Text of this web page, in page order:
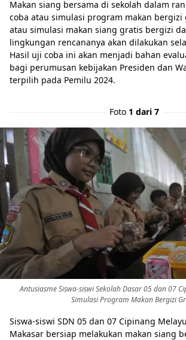
Makan siang bersama di sekolah dalam
coba atau simulasi program makan bergizi
atau simulasi makan siang gratis bergizi
lingkungan rencananya akan dilakukan
Hasil uji coba ini akan menjadi bahan
bagi perumusan kebijakan Presiden dan
terpilih pada Pemilu 2024.
Foto 1 dari 7
Antusiasme Siswa-siswi Sekolah Dasar 05 dan 07
Simulasi Program Makan Bergizi
Siswa-siswi SDN 05 dan 07 Cipinang
Makasar bersiap melakukan makan siang